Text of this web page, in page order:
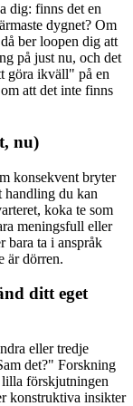
dig: finns det en
dygnet? Om
ber loopen dig att
på just nu, och det
göra ikväll" på en
att det inte finns
nu)
konsekvent bryter
handling du kan
koka te som
meningsfull eller
bara ta i anspråk
är dörren.
ditt eget
eller tredje
det?" Forskning
lilla förskjutningen
konstruktiva insikter